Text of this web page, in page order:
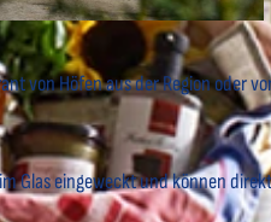
von Höfen aus der Region oder
Glas eingeweckt und können